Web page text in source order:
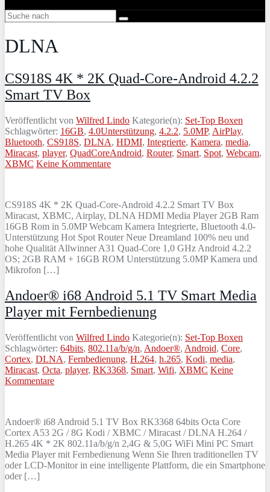
DLNA
CS918S 4K * 2K Quad-Core-Android 4.2.2
Smart TV Box
Veröffentlicht von Wilfred Lindo Kategorie(n): Set-Top Boxen
Schlagwörter: 16GB, 4.0Unterstützung, 4.2.2, 5.0MP, AirPlay,
Bluetooth, CS918S, DLNA, HDMI, Integrierte, Kamera, media,
Miracast, player, QuadCoreAndroid, Router, Smart, Spot, Webcam,
XBMC Keine Kommentare
CS918S 4K * 2K Quad-Core-Android 4.2.2 Smart TV Box
Miracast, XBMC, Airplay, DLNA HDMI Media Player 2GB Ram
16GB Rom in 5.0MP Webcam Kamera Integrierte, Bluetooth 4.0-
Unterstützung Hot Spot Router Neue Dreamland 100% neu und
hohe Qualität Allwinner A31 Quad-Core 1,0 GHz Android 4.2.2
OS; 2GB RAM + 16GB ROM Unterstützung 5.0MP Kamera und
Mikrofon […]
Andoer® i68 Android 5.1 TV Smart Media
Player mit Fernbedienung
Veröffentlicht von Wilfred Lindo Kategorie(n): Set-Top Boxen
Schlagwörter: 64bits, 802.11a/b/g/n, Andoer®, Android, Core,
Cortex, DLNA, Fernbedienung, H.264, h.265, Kodi, media,
Miracast, Octa, player, RK3368, Smart, Wifi, XBMC Keine
Kommentare
Andoer® i68 Android 5.1 TV Box RK3368 64bits Octa Core
Cortex A53 2G / 8G Kodi / XBMC / Miracast / DLNA H.264 /
H.265 4K * 2K 802.11a/b/g/n 2,4G & 5,0G WiFi Mini PC Smart
Media Player mit Fernbedienung Wenn Sie Ihren traditionellen TV
oder LCD-Monitor in eine intelligente Plattform, die ein Smartphone
oder […]